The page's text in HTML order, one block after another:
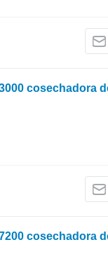
cosechadora
cosechadora